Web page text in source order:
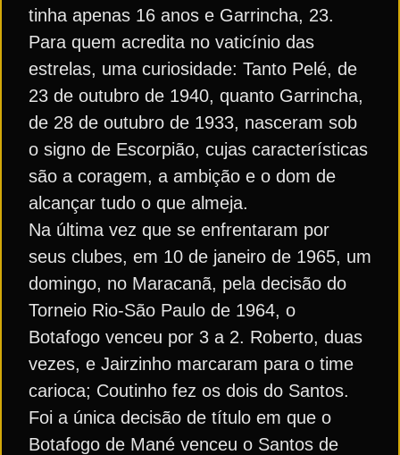
tinha apenas 16 anos e Garrincha, 23.
Para quem acredita no vaticínio das
estrelas, uma curiosidade: Tanto Pelé, de
23 de outubro de 1940, quanto Garrincha,
de 28 de outubro de 1933, nasceram sob
o signo de Escorpião, cujas características
são a coragem, a ambição e o dom de
alcançar tudo o que almeja.
Na última vez que se enfrentaram por
seus clubes, em 10 de janeiro de 1965, um
domingo, no Maracanã, pela decisão do
Torneio Rio-São Paulo de 1964, o
Botafogo venceu por 3 a 2. Roberto, duas
vezes, e Jairzinho marcaram para o time
carioca; Coutinho fez os dois do Santos.
Foi a única decisão de título em que o
Botafogo de Mané venceu o Santos de